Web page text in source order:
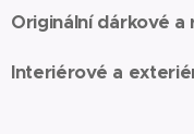
Originální dárkové
Interiérové a